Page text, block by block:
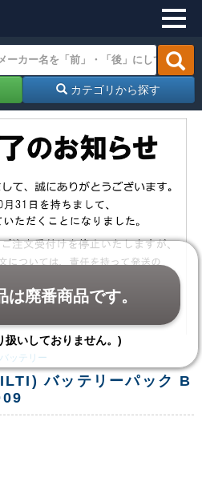
カテゴリから探す
ッテリー
バッテリーパック B
は廃番商品です。
いしておりません。)